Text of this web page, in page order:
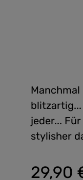
blitzartig...
jeder...
stylisher
Regulärer Preis:
29,90